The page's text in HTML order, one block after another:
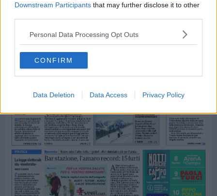
Downstream Participants that may further disclose it to other
Personal Data Processing Opt Outs
CONFIRM
Data Deletion Data Access Privacy Policy